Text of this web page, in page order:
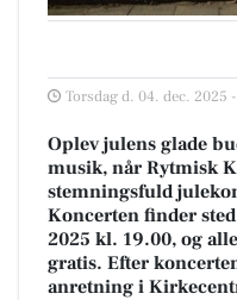
Torsdag d. 04. dec. 2025
Oplev julens glade
musik, når Rytmisk
stemningsfuld
Koncerten finder
2025 kl. 19.00, og
gratis. Efter
anretning i